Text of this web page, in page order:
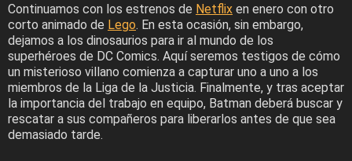
Continuamos con los estrenos de Netflix en enero con otro
corto animado de Lego. En esta ocasión, sin embargo,
dejamos a los dinosaurios para ir al mundo de los
superhéroes de DC Comics. Aquí seremos testigos de cómo
un misterioso villano comienza a capturar uno a uno a los
miembros de la Liga de la Justicia. Finalmente, y tras aceptar
la importancia del trabajo en equipo, Batman deberá buscar y
rescatar a sus compañeros para liberarlos antes de que sea
demasiado tarde.